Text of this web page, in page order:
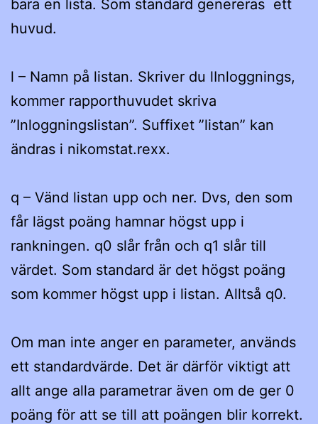
bara en lista. Som standard genereras ett
huvud.
l – Namn på listan. Skriver du lInloggnings,
kommer rapporthuvudet skriva
”Inloggningslistan”. Suffixet ”listan” kan
ändras i nikomstat.rexx.
q – Vänd listan upp och ner. Dvs, den som
får lägst poäng hamnar högst upp i
rankningen. q0 slår från och q1 slår till
värdet. Som standard är det högst poäng
som kommer högst upp i listan. Alltså q0.
Om man inte anger en parameter, används
ett standardvärde. Det är därför viktigt att
allt ange alla parametrar även om de ger 0
poäng för att se till att poängen blir korrekt.